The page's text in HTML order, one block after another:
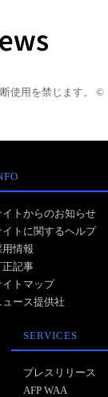
使用を禁じます。 ©
イトからのお知らせ
イトに関するヘルプ
用情報
正記事
イトマップ
ュース提供社
SERVICES
プレスリリース
AFP WAA